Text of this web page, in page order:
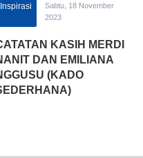
Inspirasi
Sabtu, 18 November
2023
KASIH MERDI
DAN EMILIANA
(KADO